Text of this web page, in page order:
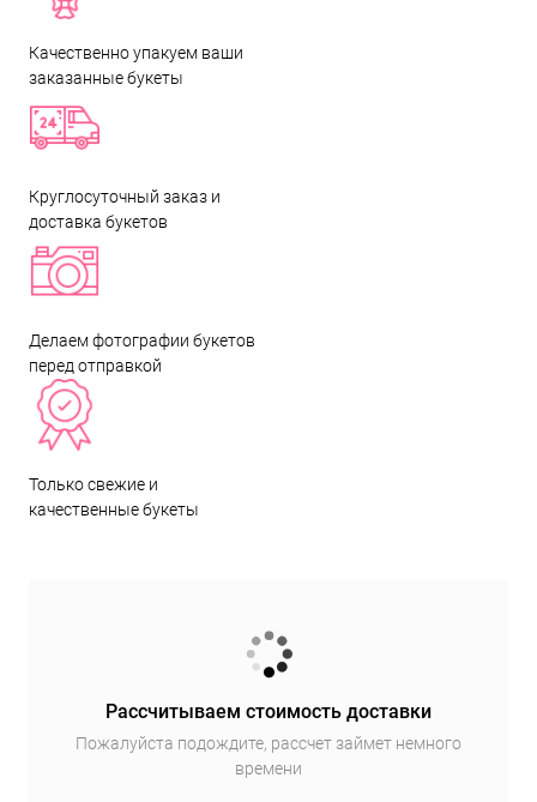
Качественно упакуем ваши
заказанные букеты
Круглосуточный заказ и
доставка букетов
Делаем фотографии букетов
перед отправкой
Только свежие и
качественные букеты
Рассчитываем стоимость доставки
Пожалуйста подождите, рассчет займет немного
времени